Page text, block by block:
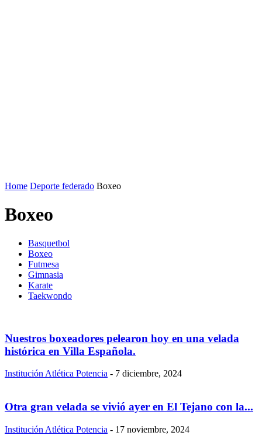
Home Deporte federado Boxeo
Boxeo
Basquetbol
Boxeo
Futmesa
Gimnasia
Karate
Taekwondo
Nuestros boxeadores pelearon hoy en una velada
histórica en Villa Española.
Institución Atlética Potencia - 7 diciembre, 2024
Otra gran velada se vivió ayer en El Tejano con la...
Institución Atlética Potencia - 17 noviembre, 2024